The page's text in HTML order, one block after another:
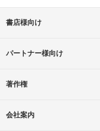
書店様向け
パートナー様向け
著作権
会社案内